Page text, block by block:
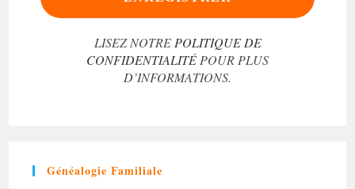
LISEZ NOTREPOLITIQUE DE
CONFIDENTIALITÉPOUR PLUS
D’INFORMATIONS.
Généalogie Familiale